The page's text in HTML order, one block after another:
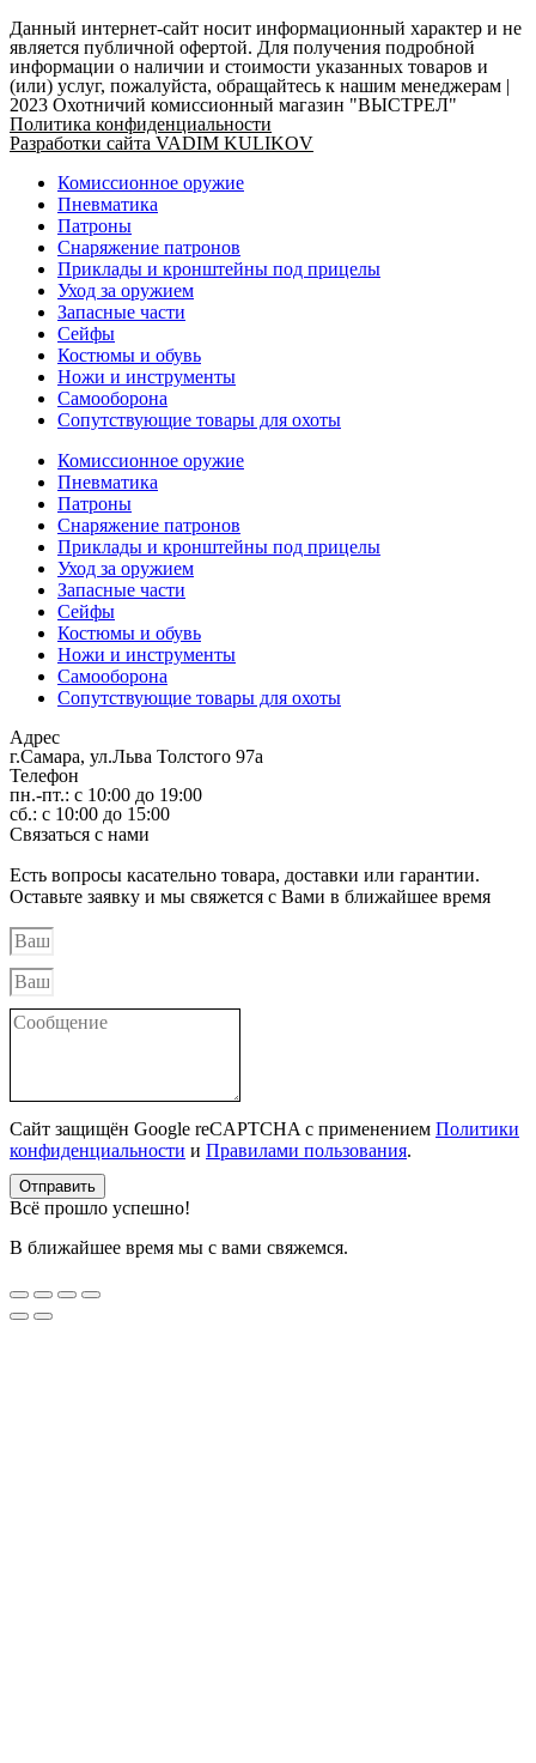
Данный интернет-сайт носит информационный характер и не
является публичной офертой. Для получения подробной
информации о наличии и стоимости указанных товаров и
(или) услуг, пожалуйста, обращайтесь к нашим менеджерам |
2023 Охотничий комиссионный магазин "ВЫСТРЕЛ"
Политика конфиденциальности
Разработки сайта VADIM KULIKOV
Комиссионное оружие
Пневматика
Патроны
Снаряжение патронов
Приклады и кронштейны под прицелы
Уход за оружием
Запасные части
Сейфы
Костюмы и обувь
Ножи и инструменты
Самооборона
Сопутствующие товары для охоты
Комиссионное оружие
Пневматика
Патроны
Снаряжение патронов
Приклады и кронштейны под прицелы
Уход за оружием
Запасные части
Сейфы
Костюмы и обувь
Ножи и инструменты
Самооборона
Сопутствующие товары для охоты
Адрес
г.Самара, ул.Льва Толстого 97а
Телефон
пн.-пт.: с 10:00 до 19:00
сб.: с 10:00 до 15:00
Связаться с нами
Есть вопросы касательно товара, доставки или гарантии.
Оставьте заявку и мы свяжется с Вами в ближайшее время
Сайт защищён Google reCAPTCHA с применением Политики
конфиденциальности и Правилами пользования.
Отправить
Всё прошло успешно!
В ближайшее время мы с вами свяжемся.